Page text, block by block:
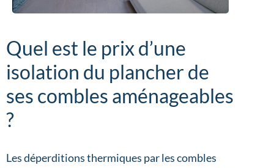
Quel est le prix d’une
isolation du plancher de
ses combles aménageables
?
Les déperditions thermiques par les combles